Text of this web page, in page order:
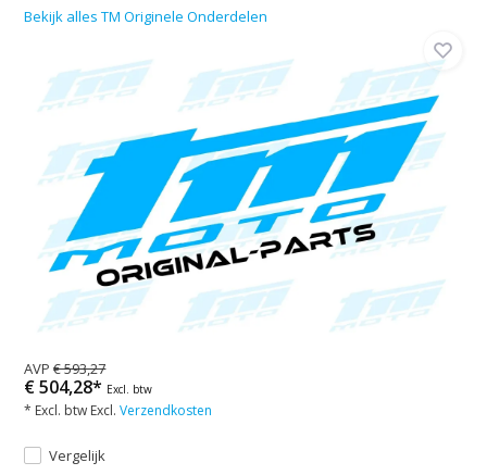
Bekijk alles TM Originele Onderdelen
AVP€ 593,27
€ 504,28* Excl. btw
* Excl. btw Excl.Verzendkosten
Vergelijk